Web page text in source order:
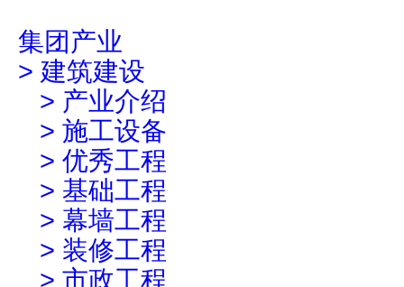
集团产业
> 建筑建设
> 产业介绍
> 施工设备
> 优秀工程
> 基础工程
> 幕墙工程
> 装修工程
> 市政工程